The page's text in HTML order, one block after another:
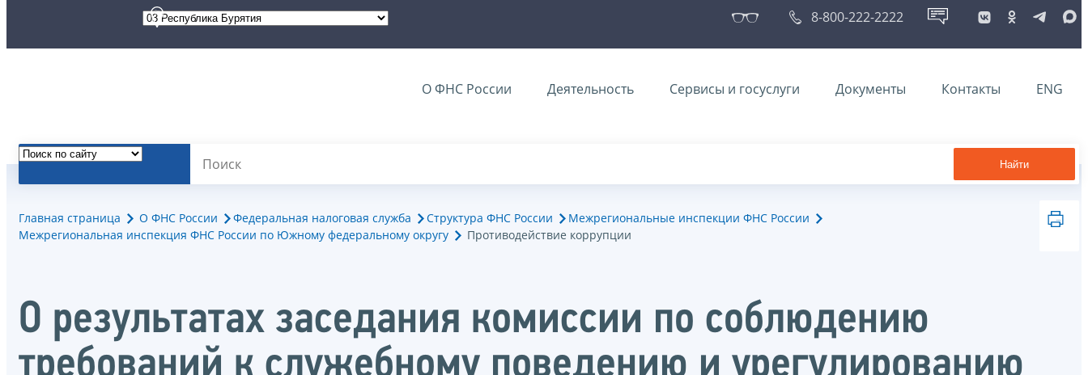
8-800-222-2222
О ФНС России Деятельность Сервисы и госуслуги Документы Контакты ENG
Найти
Главная страница О ФНС России Федеральная налоговая служба Структура ФНС России
Межрегиональные инспекции ФНС России
Межрегиональная инспекция ФНС России по Южному федеральному округу
Противодействие коррупции
О результатах заседания комиссии по соблюдению
требований к служебному поведению и урегулированию